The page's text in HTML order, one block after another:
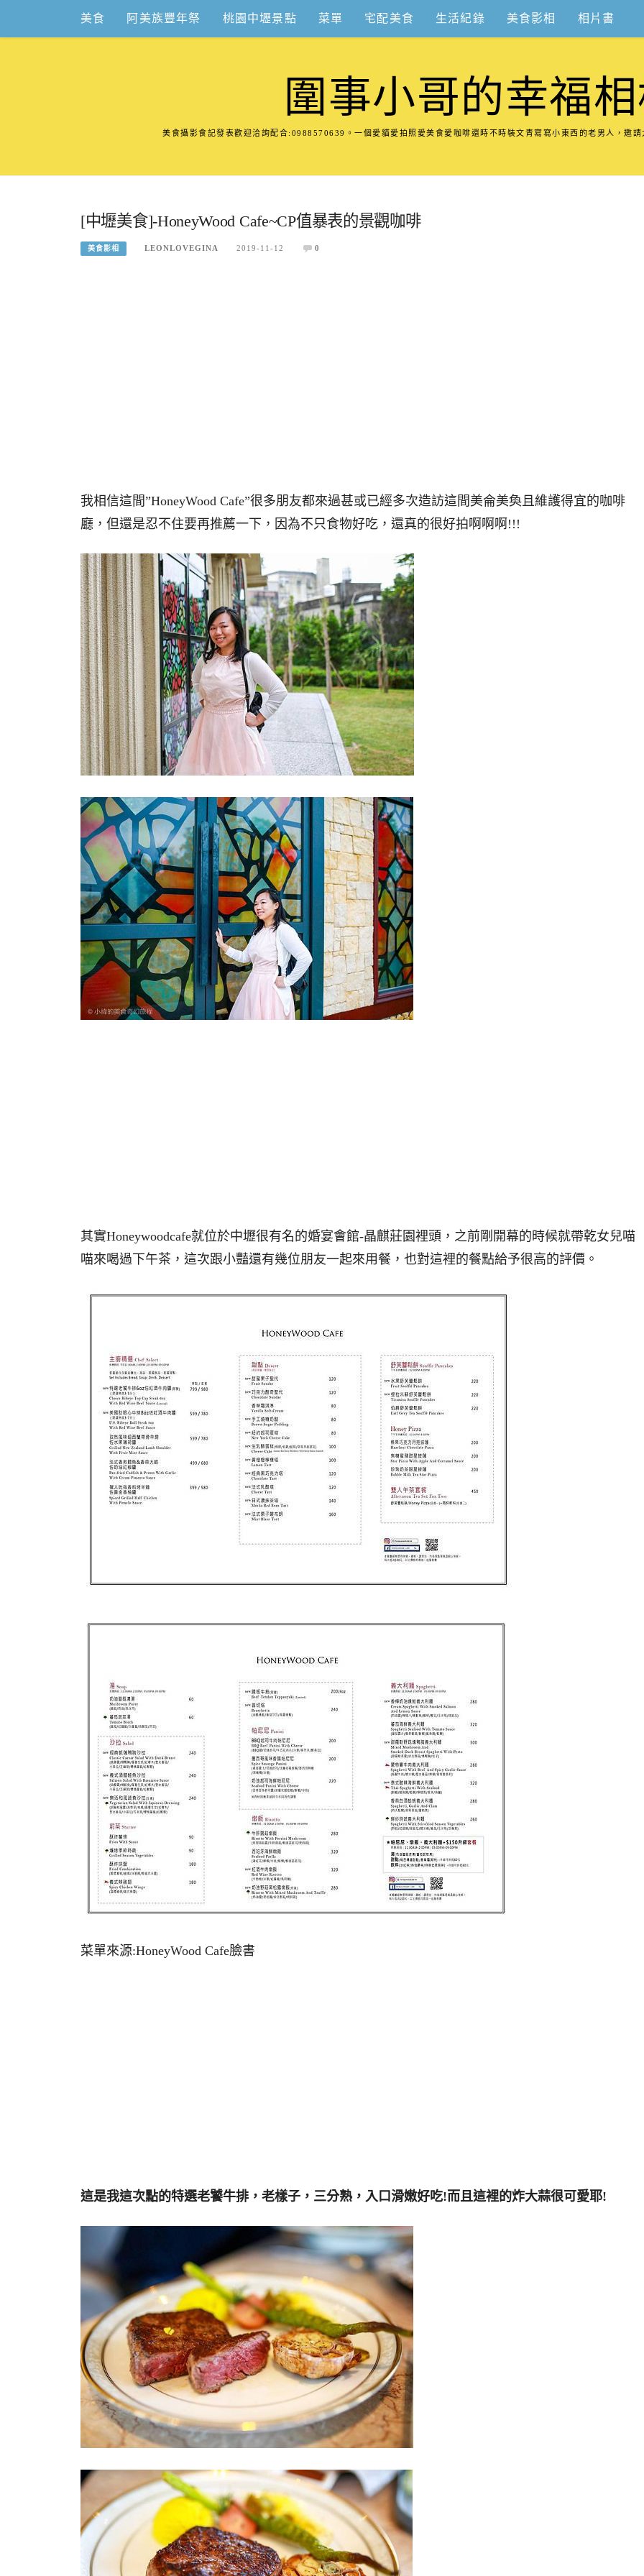
content
美食 阿美族豐年祭 桃園中壢景點 菜單 宅配美食 生活紀錄 美食影相 相片書
圍事小哥的幸福
美食攝影食記發表歡迎洽詢配合:0988570639。一個愛貓愛拍照愛美食愛咖啡還時不時裝文青寫寫小東西的老男人，邀
[中壢美食]-HoneyWood Cafe~CP值暴表的景觀咖啡
美食影相 LEONLOVEGINA 2019-11-12 0
我相信這間”HoneyWood Cafe”很多朋友都來過甚或已經多次造訪這間美侖美奐且維護得宜的咖啡
廳，但還是忍不住要再推薦一下，因為不只食物好吃，還真的很好拍啊啊啊!!!
其實Honeywoodcafe就位於中壢很有名的婚宴會館-晶麒莊園裡頭，之前剛開幕的時候就帶乾女兒喵
喵來喝過下午茶，這次跟小豔還有幾位朋友一起來用餐，也對這裡的餐點給予很高的評價。
菜單來源:HoneyWood Cafe臉書
這是我這次點的特選老饕牛排，老樣子，三分熟，入口滑嫩好吃!而且這裡的炸大蒜很可愛耶!